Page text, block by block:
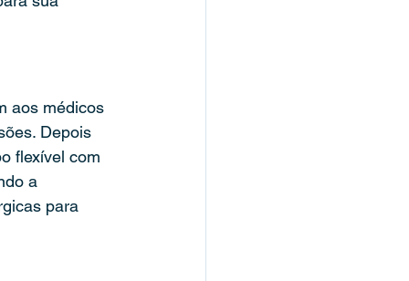
aos médicos
Depois
flexível com
a
para